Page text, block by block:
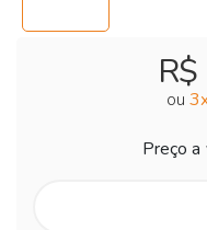
ou 3
Preço a